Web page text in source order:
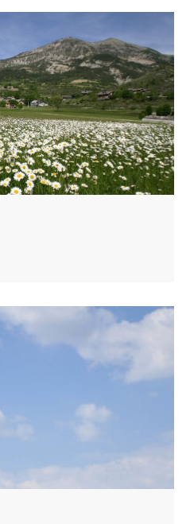
relativement facile peut
de Thorame-Haute ou de
circuit suit une montée sur
la cime des Faïsses. Après
noires, dites "robines",